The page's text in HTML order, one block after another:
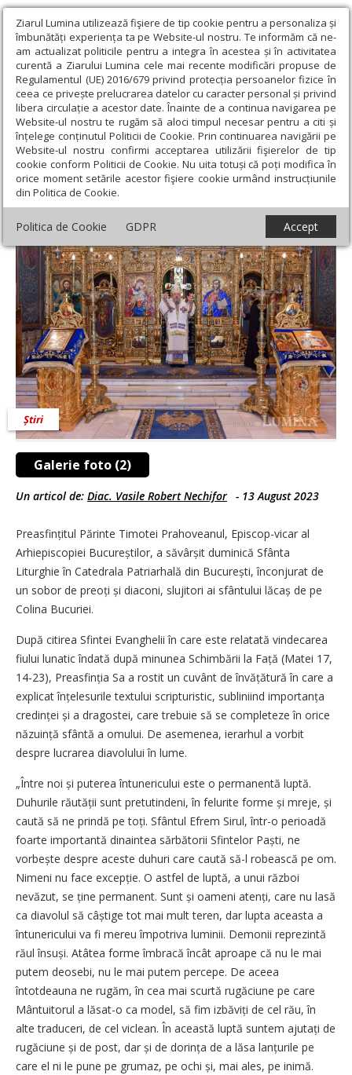
Ziarul Lumina utilizează fişiere de tip cookie pentru a personaliza și
îmbunătăți experiența ta pe Website-ul nostru. Te informăm că ne-
am actualizat politicile pentru a integra în acestea și în activitatea
curentă a Ziarului Lumina cele mai recente modificări propuse de
Regulamentul (UE) 2016/679 privind protecția persoanelor fizice în
ceea ce privește prelucrarea datelor cu caracter personal și privind
libera circulație a acestor date. Înainte de a continua navigarea pe
Website-ul nostru te rugăm să aloci timpul necesar pentru a citi și
înțelege conținutul Politicii de Cookie. Prin continuarea navigării pe
Website-ul nostru confirmi acceptarea utilizării fişierelor de tip
cookie conform Politicii de Cookie. Nu uita totuși că poți modifica în
orice moment setările acestor fişiere cookie urmând instrucțiunile
din Politica de Cookie.
Politica de Cookie GDPR Accept
Ziarul Lumina › Actualitate religioasă › Știri › Duminica a 10-a
după Rusalii la Catedrala Patriarhală
Duminica a 10-a după Rusalii la Catedrala
Patriarhală
Galerie foto (2)
Știri
Un articol de: Diac. Vasile Robert Nechifor - 13 August 2023
Preasfințitul Părinte Timotei Prahoveanul, Episcop-vicar al
Arhiepiscopiei Bucureștilor, a săvârșit duminică Sfânta
Liturghie în Catedrala Patriarhală din București, înconjurat de
un sobor de preoți și diaconi, slujitori ai sfântului lăcaș de pe
Colina Bucuriei.
După citirea Sfintei Evanghelii în care este relatată vindecarea
fiului lunatic îndată după minunea Schimbării la Față (Matei 17,
14-23), Preasfinția Sa a rostit un cuvânt de învățătură în care a
explicat înțelesurile textului scripturistic, subliniind importanța
credinței și a dragostei, care trebuie să se completeze în orice
năzuință sfântă a omului. De asemenea, ierarhul a vorbit
despre lucrarea diavolului în lume.
„Între noi și puterea întunericului este o permanentă luptă.
Duhurile răutății sunt pretutindeni, în felurite forme și mreje, și
caută să ne prindă pe toți. Sfântul Efrem Sirul, într-o perioadă
foarte importantă dinaintea sărbătorii Sfintelor Paști, ne
vorbește despre aceste duhuri care caută să-l robească pe om.
Nimeni nu face excepție. O astfel de luptă, a unui război
nevăzut, se ține permanent. Sunt și oameni atenți, care nu lasă
ca diavolul să câștige tot mai mult teren, dar lupta aceasta a
întunericului va fi mereu împotriva luminii. Demonii reprezintă
răul însuși. Atâtea forme îmbracă încât aproape că nu le mai
putem deosebi, nu le mai putem percepe. De aceea
întotdeauna ne rugăm, în cea mai scurtă rugăciune pe care
Mântuitorul a lăsat-o ca model, să fim izbăviți de cel rău, în
alte traduceri, de cel viclean. În această luptă suntem ajutați de
rugăciune și de post, dar și de dorința de a lăsa lanțurile pe
care el ni le pune pe grumaz, pe ochi și, mai ales, pe inimă.